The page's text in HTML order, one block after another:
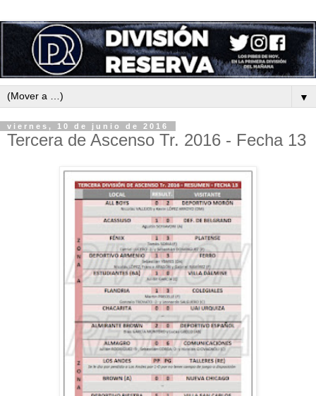
▼
viernes, 10 de junio de 2016
Tercera de Ascenso Tr. 2016 - Fecha 13